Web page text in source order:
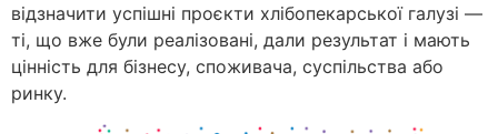
відзначити успішні проєкти хлібопекарської галузі —
ті, що вже були реалізовані, дали результат і мають
цінність для бізнесу, споживача, суспільства або
ринку.